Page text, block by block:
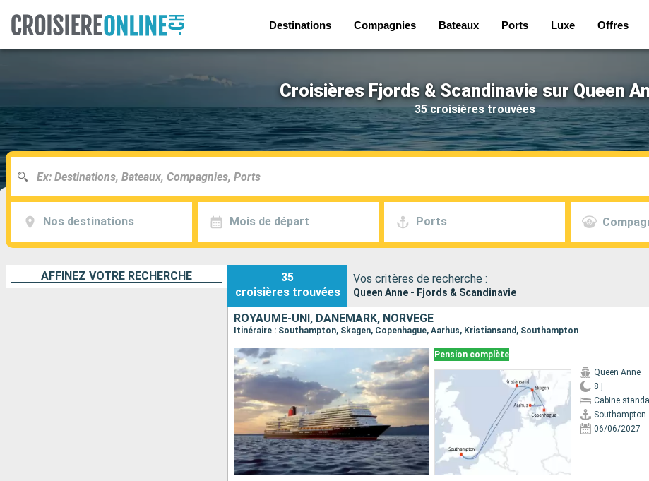
Destinations Compagnies Bateaux Ports Luxe Offres
Croisières Fjords & Scandinavie sur Queen
35 croisières trouvées
Nos destinations Mois de départ Ports
AFFINEZ VOTRE RECHERCHE
35
croisières trouvées
Vos critères de recherche :
Queen Anne - Fjords & Scandinavie
ROYAUME-UNI, DANEMARK, NORVÈGE
Itinéraire : Southampton, Skagen, Copenhague, Aarhus, Kristiansand, Southampton
Pension complète
Queen Anne
8 j
Cabine
Southampton
06/06/2027